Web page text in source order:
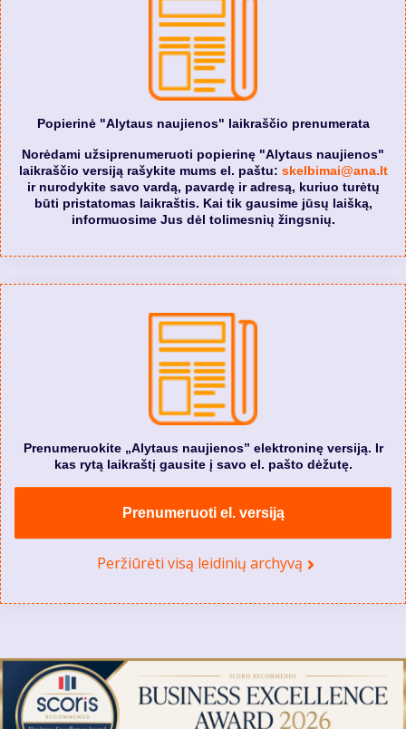
Popierinė "Alytaus naujienos" laikraščio prenumerata
Norėdami užsiprenumeruoti popierinę "Alytaus naujienos"
laikraščio versiją rašykite mums el. paštu: skelbimai@ana.lt
ir nurodykite savo vardą, pavardę ir adresą, kuriuo turėtų
būti pristatomas laikraštis. Kai tik gausime jūsų laišką,
informuosime Jus dėl tolimesnių žingsnių.
Prenumeruokite „Alytaus naujienos” elektroninę versiją. Ir
kas rytą laikraštį gausite į savo el. pašto dėžutę.
Prenumeruoti el. versiją
Peržiūrėti visą leidinių archyvą